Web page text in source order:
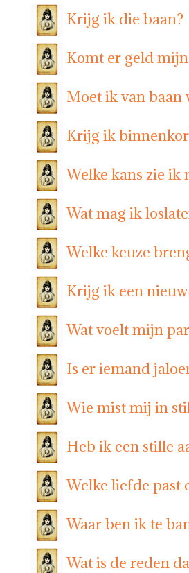
Krijg ik die baan?
Komt er geld
Moet ik van baan
Krijg ik
Welke kans zie ik
Wat mag ik
Welke keuze
Krijg ik een
Wat voelt mijn
Is er iemand
Wie mist mij in
Heb ik een stille
Welke liefde past
Waar ben ik te
Wat is de reden